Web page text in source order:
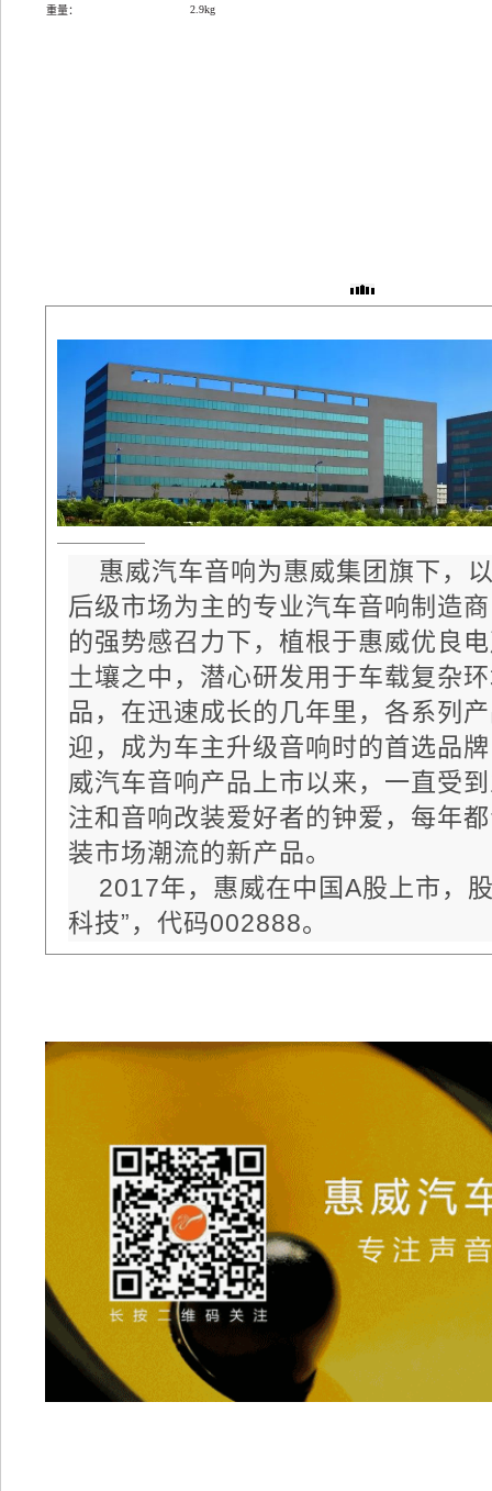
重量：
2.9kg
惠威汽车音响为惠威集团旗下，
后级市场为主的专业汽车音响制造
的强势感召力下，植根于惠威优良
土壤之中，潜心研发用于车载复杂
品，在迅速成长的几年里，各系列
迎，成为车主升级音响时的首选品
威汽车音响产品上市以来，一直受
注和音响改装爱好者的钟爱，每年
装市场潮流的新产品。
2017年，惠威在中国A股上市，
科技”，代码002888。